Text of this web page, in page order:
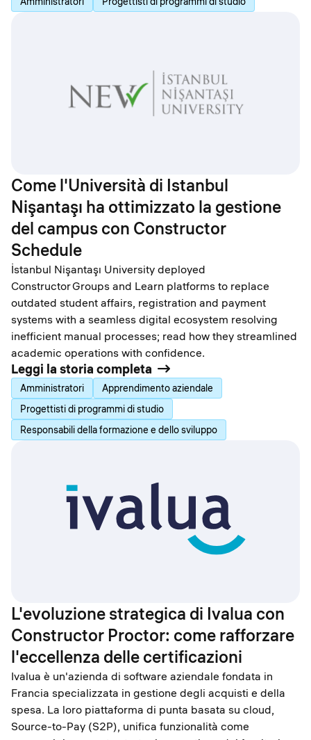
Come l'Università di Istanbul
Nişantaşı ha ottimizzato la gestione
del campus con Constructor
Schedule
İstanbul Nişantaşı University deployed
Constructor Groups and Learn platforms to replace
outdated student affairs, registration and payment
systems with a seamless digital ecosystem resolving
inefficient manual processes; read how they streamlined
academic operations with confidence.
Leggi la storia completa
Amministratori
Apprendimento aziendale
Progettisti di programmi di studio
Responsabili della formazione e dello sviluppo
L'evoluzione strategica di Ivalua con
Constructor Proctor: come rafforzare
l'eccellenza delle certificazioni
Ivalua è un'azienda di software aziendale fondata in
Francia specializzata in gestione degli acquisti e della
spesa. La loro piattaforma di punta basata su cloud,
Source-to-Pay (S2P), unifica funzionalità come